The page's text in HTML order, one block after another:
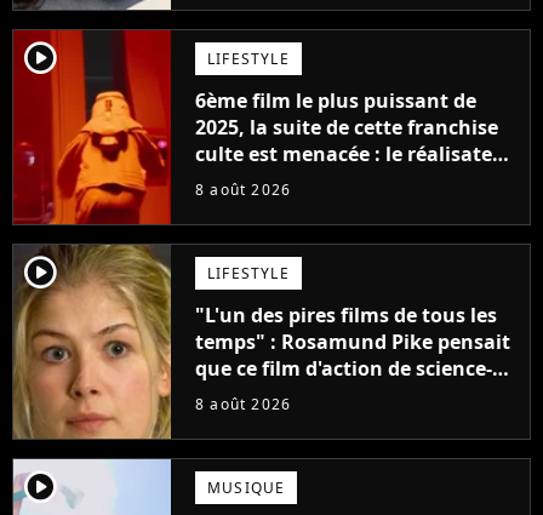
player2 LIFESTYLE
6ème film le plus puissant de
2025, la suite de cette franchise
culte est menacée : le réalisateur
claque la porte pour "différends
8 août 2026
player2 LIFESTYLE
"L'un des pires films de tous les
temps" : Rosamund Pike pensait
que ce film d'action de science-
fiction avec Dwayne Johnson
8 août 2026
player2 MUSIQUE